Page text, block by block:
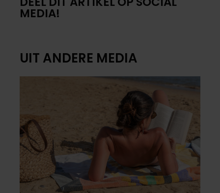
MEDIA!
UIT ANDERE MEDIA